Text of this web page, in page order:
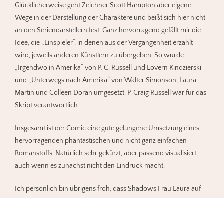
Glücklicherweise geht Zeichner Scott Hampton aber eigene
Wege in der Darstellung der Charaktere und beißt sich hier nicht
an den Seriendarstellern fest. Ganz hervorragend gefällt mir die
Idee, die „Einspieler“, in denen aus der Vergangenheit erzählt
wird, jeweils anderen Künstlern zu übergeben. So wurde
„Irgendwo in Amerika“ von P. C. Russell und Lovern Kindzierski
und „Unterwegs nach Amerika“ von Walter Simonson, Laura
Martin und Colleen Doran umgesetzt. P. Craig Russell war für das
Skript verantwortlich.
Insgesamt ist der Comic eine gute gelungene Umsetzung eines
hervorragenden phantastischen und nicht ganz einfachen
Romanstoffs. Natürlich sehr gekürzt, aber passend visualisiert,
auch wenn es zunächst nicht den Eindruck macht.
Ich persönlich bin übrigens froh, dass Shadows Frau Laura auf